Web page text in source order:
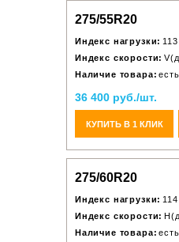
275/55R20
Индекс нагрузки: 113
Индекс скорости:
Наличие товара:
36 400 руб./шт.
КУПИТЬ В 1 КЛИК
275/60R20
Индекс нагрузки: 114
Индекс скорости:
Наличие товара: